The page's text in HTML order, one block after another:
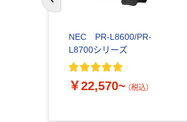
NEC PR-L8600/PR-
L8700シリーズ
￥22,570~ （税込）
前のスライドへ